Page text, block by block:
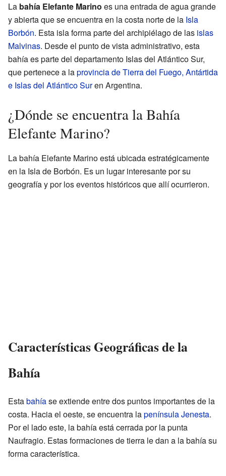
La bahía Elefante Marino es una entrada de agua grande
y abierta que se encuentra en la costa norte de la Isla
Borbón. Esta isla forma parte del archipiélago de las islas
Malvinas. Desde el punto de vista administrativo, esta
bahía es parte del departamento Islas del Atlántico Sur,
que pertenece a laprovincia de Tierra del Fuego, Antártida
e Islas del Atlántico Suren Argentina.
¿Dónde se encuentra la Bahía
Elefante Marino?
La bahía Elefante Marino está ubicada estratégicamente
en la Isla de Borbón. Es un lugar interesante por su
geografía y por los eventos históricos que allí ocurrieron.
Características Geográficas de la
Bahía
Estabahíase extiende entre dos puntos importantes de la
costa. Hacia el oeste, se encuentra lapenínsula Jenesta.
Por el lado este, la bahía está cerrada por la punta
Naufragio. Estas formaciones de tierra le dan a la bahía su
forma característica.